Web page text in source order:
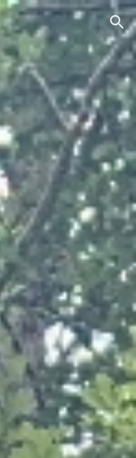
Skip to navigation